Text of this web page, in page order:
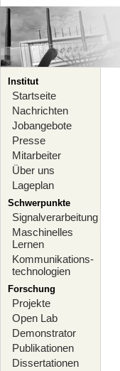
Institut
Startseite
Nachrichten
Jobangebote
Presse
Mitarbeiter
Über uns
Lageplan
Schwerpunkte
Signalverarbeitung
Maschinelles
Lernen
Kommunikations-
technologien
Forschung
Projekte
Open Lab
Demonstrator
Publikationen
Dissertationen